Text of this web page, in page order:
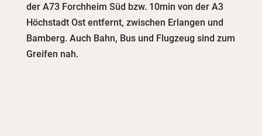
der A73 Forchheim Süd bzw. 10min von der A3
Höchstadt Ost entfernt, zwischen Erlangen und
Bamberg. Auch Bahn, Bus und Flugzeug sind zum
Greifen nah.